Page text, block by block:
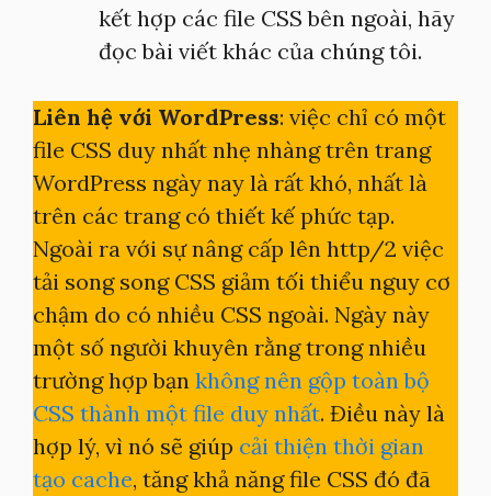
kết hợp các file CSS bên ngoài, hãy
đọc bài viết khác của chúng tôi.
Liên hệ với WordPress: việc chỉ có một
file CSS duy nhất nhẹ nhàng trên trang
WordPress ngày nay là rất khó, nhất là
trên các trang có thiết kế phức tạp.
Ngoài ra với sự nâng cấp lên http/2 việc
tải song song CSS giảm tối thiểu nguy cơ
chậm do có nhiều CSS ngoài. Ngày này
một số người khuyên rằng trong nhiều
trường hợp bạn không nên gộp toàn bộ
CSS thành một file duy nhất. Điều này là
hợp lý, vì nó sẽ giúp cải thiện thời gian
tạo cache, tăng khả năng file CSS đó đã